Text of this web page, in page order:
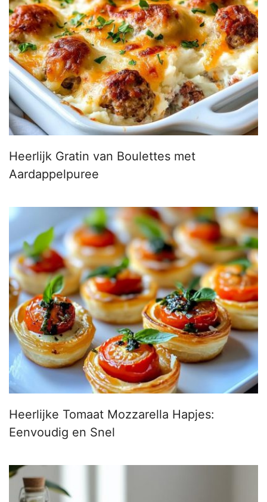
Heerlijk Gratin van Boulettes met
Aardappelpuree
Heerlijke Tomaat Mozzarella Hapjes:
Eenvoudig en Snel